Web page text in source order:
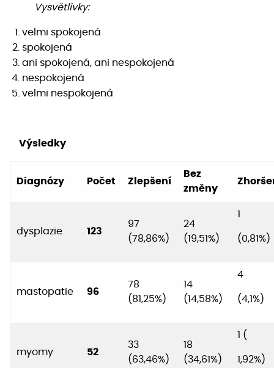
Vysvětlivky:
velmi spokojená
spokojená
ani spokojená, ani nespokojená
nespokojená
velmi nespokojená
Výsledky
Diagnózy Počet Zlepšení
Bez
změny
dysplazie 123
97
(78,86%)
24
(19,51%)
1
(0,81%)
mastopatie 96
78
(81,25%)
14
(14,58%)
4
(4,1%)
myomy 52
33
(63,46%)
18
(34,61%)
1 (
1,92%)